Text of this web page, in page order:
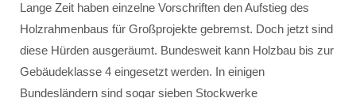
Lange Zeit haben einzelne Vorschriften den Aufstieg des
Holzrahmenbaus für Großprojekte gebremst. Doch jetzt sind
diese Hürden ausgeräumt. Bundesweit kann Holzbau bis zur
Gebäudeklasse 4 eingesetzt werden. In einigen
Bundesländern sind sogar sieben Stockwerke